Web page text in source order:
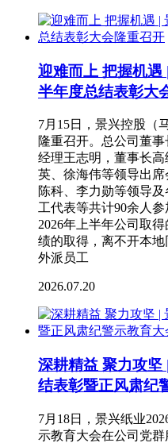
迎难而上 把握机遇
半年度总结表彰大
7月15日，景兴控股（
隆重召开。总公司董
经理王志明，董事长
英、徐海伟等领导出
陈科、李力勋等领导
工代表等共计90余人
2026年上半年公司取
绩的取得，离不开本
外派员工
2026.07.20
深耕精益 聚力攻坚
结表彰暨正风肃纪
7月18日，景兴纸业
示教育大会在公司党